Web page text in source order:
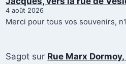
4 août 2026
Merci pour tous vos souvenirs,
Sagot sur Rue Marx